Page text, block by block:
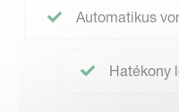
Automatikus
Hatékony